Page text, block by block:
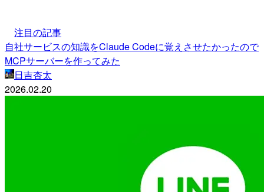
注目の記事
自社サービスの知識をClaude Codeに覚えさせたかったので
MCPサーバーを作ってみた
日吉杏太
2026.02.20